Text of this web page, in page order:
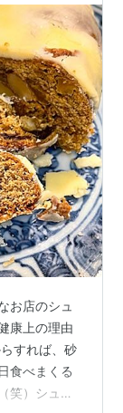
お店のシュ
康上の理由
すれば、砂
食べまくる
笑）シュト